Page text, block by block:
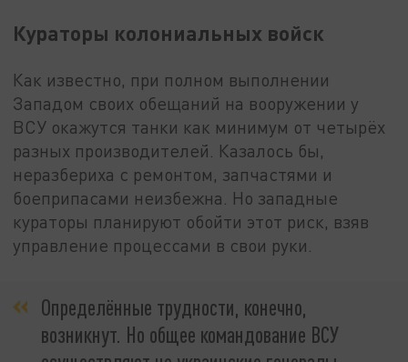
Кураторы колониальных войск
Как известно, при полном выполнении
Западом своих обещаний на вооружении у
ВСУ окажутся танки как минимум от четырёх
разных производителей. Казалось бы,
неразбериха с ремонтом, запчастями и
боеприпасами неизбежна. Но западные
кураторы планируют обойти этот риск, взяв
управление процессами в свои руки.
Определённые трудности, конечно,
возникнут. Но общее командование ВСУ